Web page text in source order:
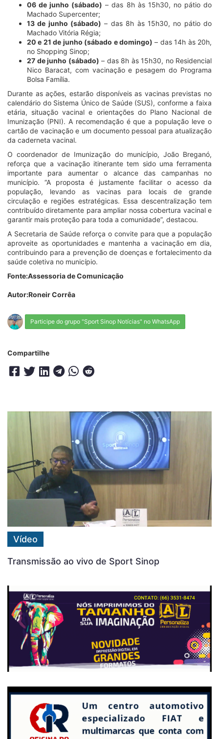
06 de junho (sábado) – das 8h às 15h30, no pátio do
Machado Supercenter;
13 de junho (sábado) – das 8h às 15h30, no pátio do
Machado Vitória Régia;
20 e 21 de junho (sábado e domingo) – das 14h às 20h,
no Shopping Sinop;
27 de junho (sábado) – das 8h às 15h30, no Residencial
Nico Baracat, com vacinação e pesagem do Programa
Bolsa Família.
Durante as ações, estarão disponíveis as vacinas previstas no
calendário do Sistema Único de Saúde (SUS), conforme a faixa
etária, situação vacinal e orientações do Plano Nacional de
Imunização (PNI). A recomendação é que a população leve o
cartão de vacinação e um documento pessoal para atualização
da caderneta vacinal.
O coordenador de Imunização do município, João Breganó,
reforça que a vacinação itinerante tem sido uma ferramenta
importante para aumentar o alcance das campanhas no
município. “A proposta é justamente facilitar o acesso da
população, levando as vacinas para locais de grande
circulação e regiões estratégicas. Essa descentralização tem
contribuído diretamente para ampliar nossa cobertura vacinal e
garantir mais proteção para toda a comunidade”, destacou.
A Secretaria de Saúde reforça o convite para que a população
aproveite as oportunidades e mantenha a vacinação em dia,
contribuindo para a prevenção de doenças e fortalecimento da
saúde coletiva no município.
Fonte:Assessoria de Comunicação
Autor:Roneir Corrêa
Participe do grupo "Sport Sinop Notícias" no WhatsApp
Compartilhe
Vídeo
Transmissão ao vivo de Sport Sinop